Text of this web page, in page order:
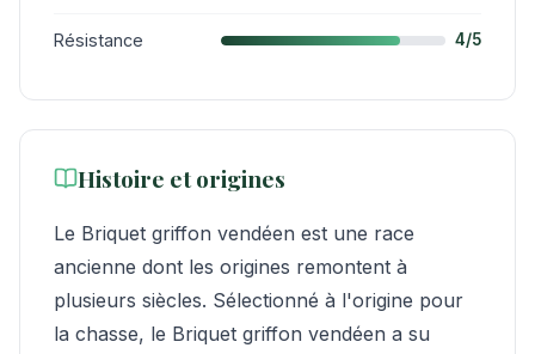
Résistance 4/5
Histoire et origines
Le Briquet griffon vendéen est une race
ancienne dont les origines remontent à
plusieurs siècles. Sélectionné à l'origine pour
la chasse, le Briquet griffon vendéen a su